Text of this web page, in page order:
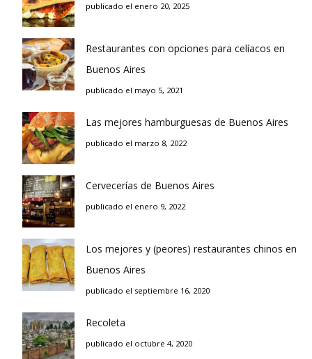
publicado el enero 20, 2025
Restaurantes con opciones para celíacos en
Buenos Aires
publicado el mayo 5, 2021
Las mejores hamburguesas de Buenos Aires
publicado el marzo 8, 2022
Cervecerías de Buenos Aires
publicado el enero 9, 2022
Los mejores y (peores) restaurantes chinos en
Buenos Aires
publicado el septiembre 16, 2020
Recoleta
publicado el octubre 4, 2020